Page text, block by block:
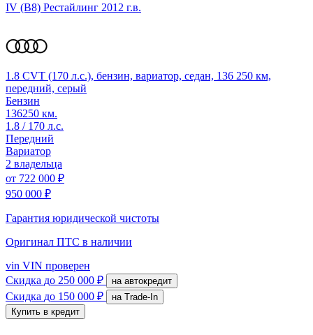
IV (B8) Рестайлинг 2012 г.в.
1.8 CVT (170 л.с.), бензин, вариатор, седан, 136 250 км,
передний, серый
Бензин
136250 км.
1.8 / 170 л.с.
Передний
Вариатор
2 владельца
от 722 000 ₽
950 000 ₽
Гарантия юридической чистоты
Оригинал ПТС в наличии
vin VIN проверен
Скидка до 250 000 ₽ на автокредит
Скидка до 150 000 ₽
на Trade-In
Купить в кредит